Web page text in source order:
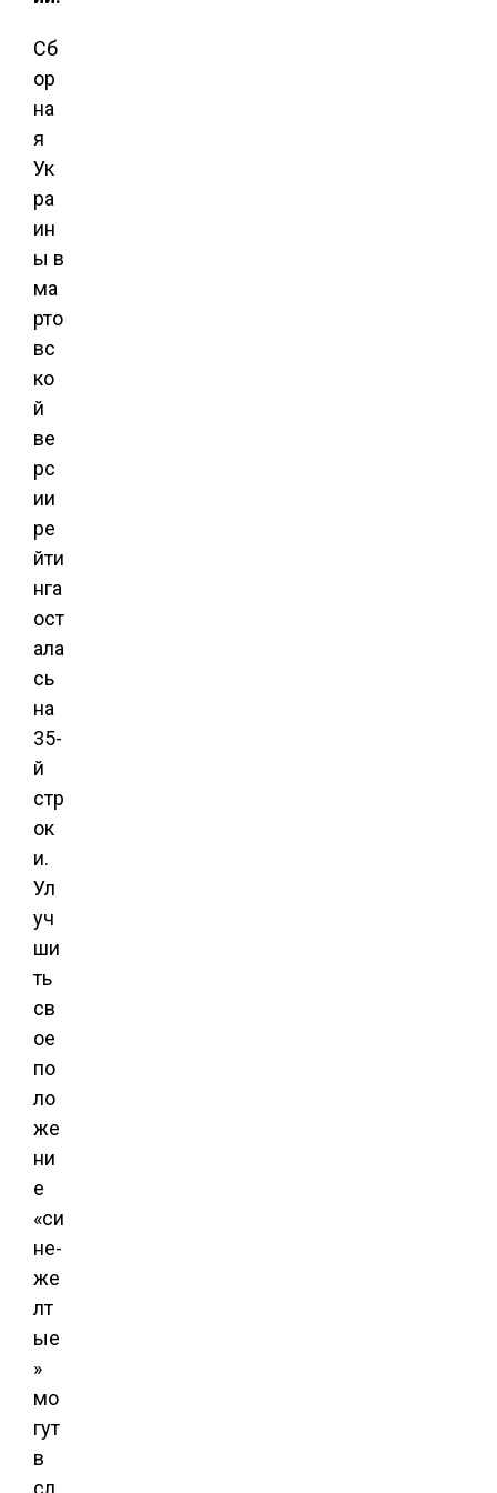
Сб
ор
на
я
Ук
ра
ин
ы в
ма
рто
вс
ко
й
ве
рс
ии
ре
йти
нга
ост
ала
сь
на
35-
й
стр
ок
и.
Ул
уч
ши
ть
св
ое
по
ло
же
ни
е
«си
не-
же
лт
ые
»
мо
гут
в
сл